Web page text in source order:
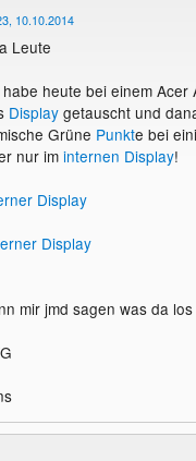
10.10.2014
Leute
heute bei einem Acer
Displaygetauscht und
Grüne Punkte bei
nur iminternen Display!
Display
Display
mir jmd sagen was da los